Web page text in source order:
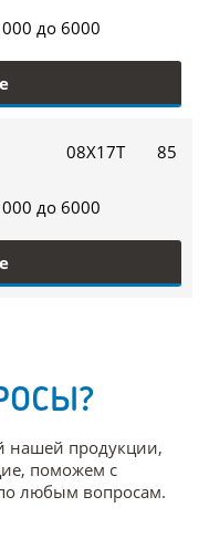
до 6000
08Х17Т 85
до 6000
нашей продукции,
поможем с
любым вопросам.